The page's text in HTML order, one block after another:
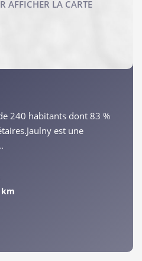
240 habitants dont 83 %
est une
km